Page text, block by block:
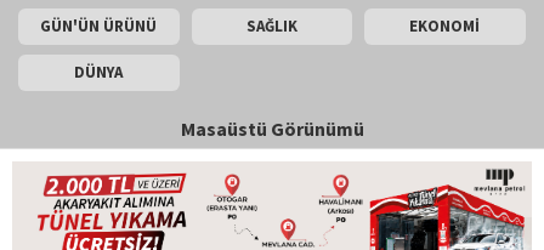
GÜN'ÜN ÜRÜNÜ SAĞLIK EKONOMİ
DÜNYA
Masaüstü Görünümü
İletişim
Copyright © 2026 Gün Haber